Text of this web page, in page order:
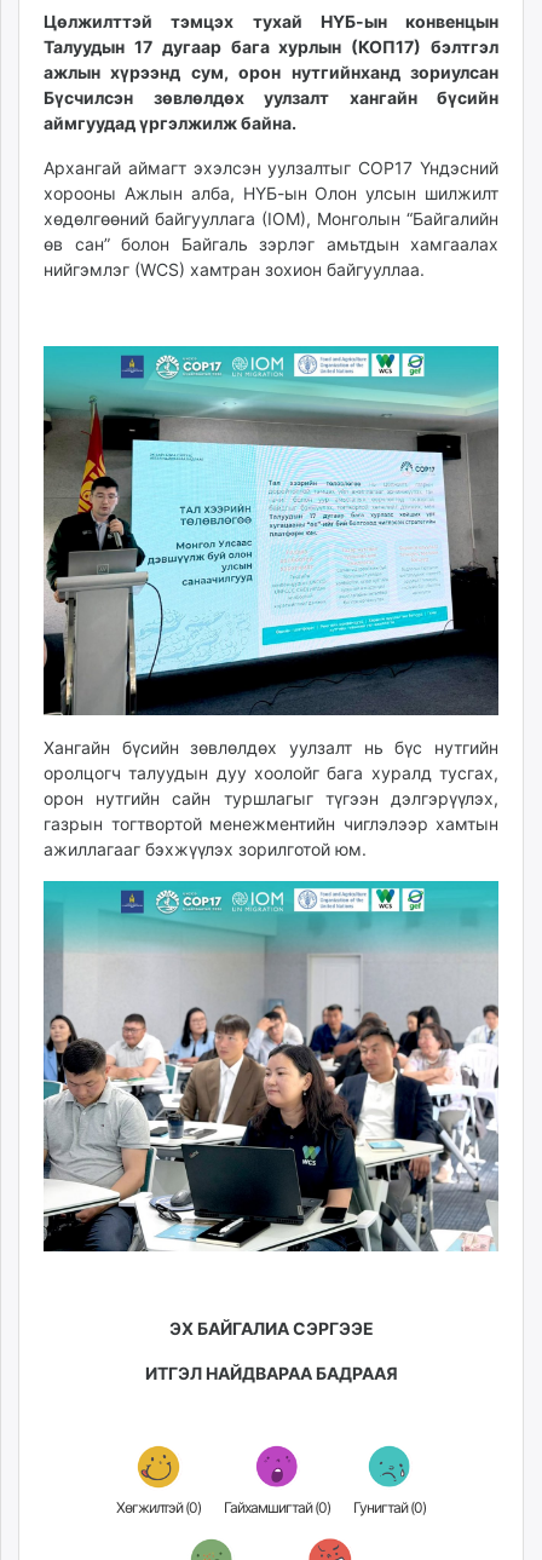
ugluu.mn
urlag.mn
unen.mn
asu.mn
shudarga.mn
shuurhai.mn
unuudur.mn
isee.mn
mglradio.com
tumen.mn
times.mn
tvmongolia.mn
mass.mn
unegui.mn
assa.mn
toim.mn
tac.mn
paparazzi.mn
unread.today
Цөлжилттэй тэмцэх тухай НҮБ-ын конвенцын
Талуудын 17 дугаар бага хурлын (КОП17) бэлтгэл
ажлын хүрээнд сум, орон нутгийнханд зориулсан
Бүсчилсэн зөвлөлдөх уулзалт хангайн бүсийн
аймгуудад үргэлжилж байна.
Архангай аймагт эхэлсэн уулзалтыг COP17 Үндэсний
хорооны Ажлын алба, НҮБ-ын Олон улсын шилжилт
хөдөлгөөний байгууллага (IOM), Монголын “Байгалийн
өв сан” болон Байгаль зэрлэг амьтдын хамгаалах
нийгэмлэг (WCS) хамтран зохион байгууллаа.
Хангайн бүсийн зөвлөлдөх уулзалт нь бүс нутгийн
оролцогч талуудын дуу хоолойг бага хуралд тусгах,
орон нутгийн сайн туршлагыг түгээн дэлгэрүүлэх,
газрын тогтвортой менежментийн чиглэлээр хамтын
ажиллагааг бэхжүүлэх зорилготой юм.
ЭХ БАЙГАЛИА СЭРГЭЭЕ
ИТГЭЛ НАЙДВАРАА БАДРААЯ
Хөгжилтэй (0) Гайхамшигтай (0) Гунигтай (0)